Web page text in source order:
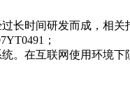
时间研发而成，相关
；
在互联网使用环境下